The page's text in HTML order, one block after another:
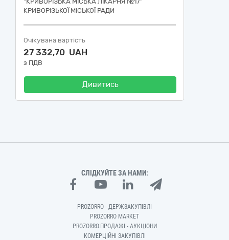
КРИВОРІЗЬКОЇ МІСЬКОЇ РАДИ
Очікувана вартість
27 332,70 UAH
з ПДВ
Дивитись
СЛІДКУЙТЕ ЗА НАМИ:
PROZORRO - ДЕРЖЗАКУПІВЛІ
PROZORRO MARKET
PROZORRO.ПРОДАЖІ - АУКЦІОНИ
КОМЕРЦІЙНІ ЗАКУПІВЛІ